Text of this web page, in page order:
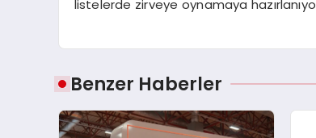
listelerde zirveye oynamaya
Benzer Haberler